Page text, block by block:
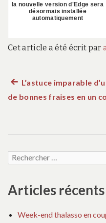
la nouvelle version d'Edge sera
désormais installée
automatiquement
Cet article a été écrit par
Navigation
l’article
Article
précédent :
L’astuce imparable
de bonnes fraises en un
Recherche
Articles récents
Week-end thalasso en